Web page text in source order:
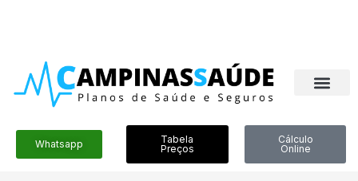
Whatsapp
Tabela
Preços
Cálculo
Online